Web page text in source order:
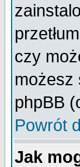
czy
możesz
phpBB
Powrót
Jak